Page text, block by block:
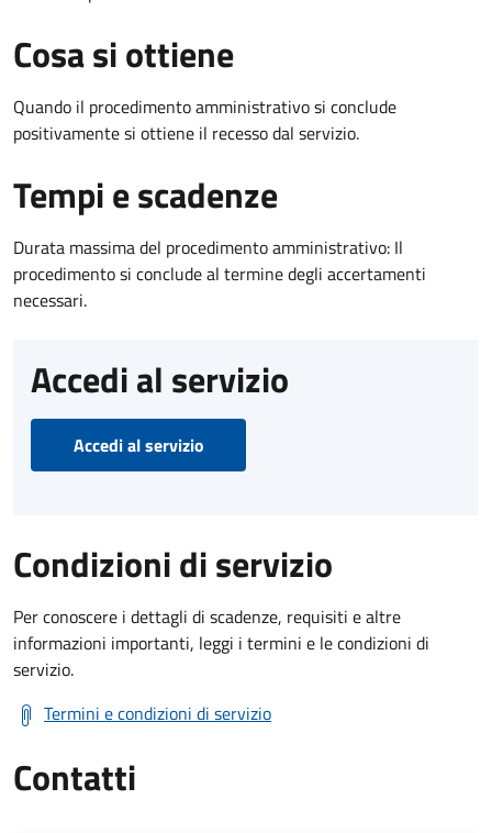
Cosa si ottiene
Quando il procedimento amministrativo si conclude
positivamente si ottiene il recesso dal servizio.
Tempi e scadenze
Durata massima del procedimento amministrativo: Il
procedimento si conclude al termine degli accertamenti
necessari.
Accedi al servizio
Accedi al servizio
Condizioni di servizio
Per conoscere i dettagli di scadenze, requisiti e altre
informazioni importanti, leggi i termini e le condizioni di
servizio.
Termini e condizioni di servizio
Contatti